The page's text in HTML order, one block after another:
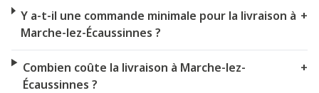
Y a-t-il une commande minimale pour la livraison à
Marche-lez-Écaussinnes ?
+
Combien coûte la livraison à Marche-lez-
Écaussinnes ?
+